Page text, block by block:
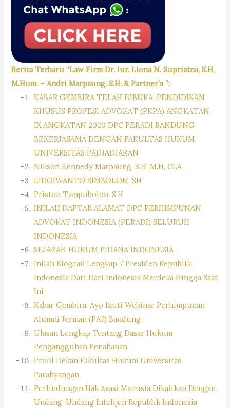
Berita Terbaru “Law Firm Dr. iur. Liona N. Supriatna, S.H,
M.Hum. – Andri Marpaung, S.H. & Partner’s ”:
KABAR GEMBIRA TELAH DIBUKA: PENDIDIKAN
KHUSUS PROFESI ADVOKAT (PKPA) ANGKATAN
IX ANGKATAN 2020 DPC PERADI BANDUNG
BEKERJASAMA DENGAN FAKULTAS HUKUM
UNIVERSITAS PADJADJARAN
Nikson Kennedy Marpaung, S.H, M.H, CLA
LIDOIWANTO SIMBOLON, SH
Priston Tampubolon, S.H
INILAH DAFTAR ALAMAT DPC PERHIMPUNAN
ADVOKAT INDONESIA (PERADI) SELURUH
INDONESIA
SEJARAH HUKUM PIDANA INDONESIA
Inilah Biografi Lengkap 7 Presiden Republik
Indonesia Dari Dari Indonesia Merdeka Hingga Saat
Ini
Kabar Gembira, Ayo Ikuti Webinar Perhimpunan
Alumni Jerman (PAJ) Bandung
Ulasan Lengkap Tentang Dasar Hukum
Pengangguhan Penahanan
Profil Dekan Fakultas Hukum Universitas
Parahyangan
Perlindungan Hak Asasi Manusia Dikaitkan Dengan
Undang-Undang Intelijen Republik Indonesia